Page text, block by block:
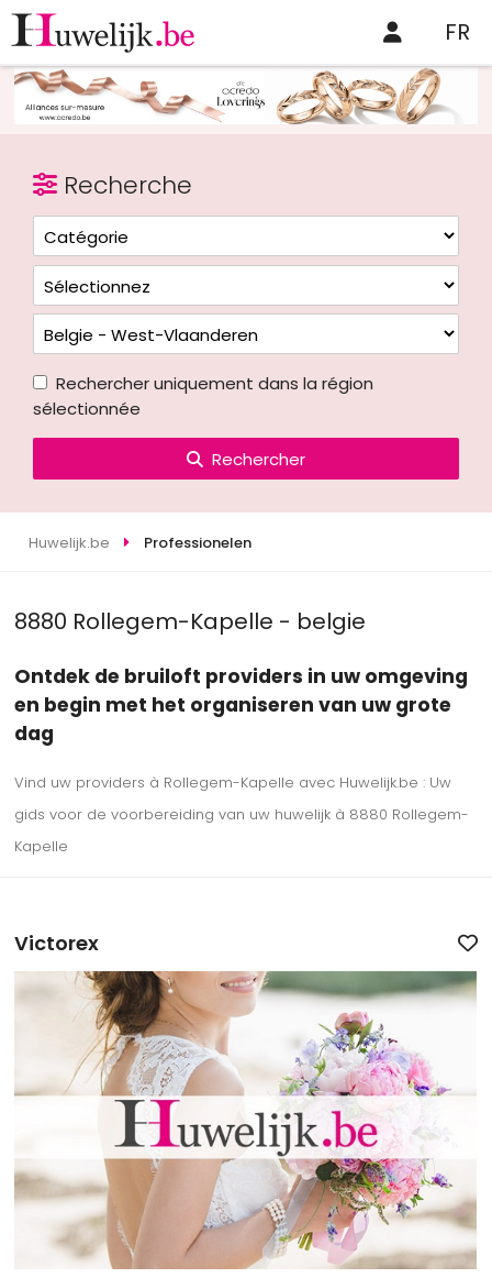
FR
Recherche
Rechercher uniquement dans la région
sélectionnée
Rechercher
Huwelijk.be Professionelen
8880 Rollegem-Kapelle - belgie
Ontdek de bruiloft providers in uw omgeving
en begin met het organiseren van uw grote
dag
Vind uw providers à Rollegem-Kapelle avec Huwelijk.be : Uw
gids voor de voorbereiding van uw huwelijk à 8880 Rollegem-
Kapelle
Victorex